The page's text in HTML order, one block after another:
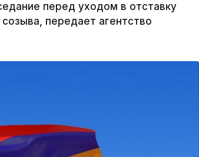
перед уходом в отставку
передает агентство